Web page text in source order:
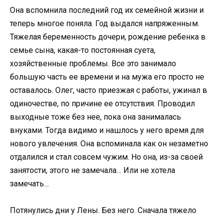
Она вспомнила последний год их семейной жизни и
теперь многое поняла. Год выдался напряженным.
Тяжелая беременность дочери, рождение ребенка в
семье сына, какая-то постоянная суета,
хозяйственные проблемы. Все это занимало
большую часть ее времени и на мужа его просто не
оставалось. Олег, часто приезжая с работы, ужинал в
одиночестве, по причине ее отсутствия. Проводил
выходные тоже без нее, пока она занималась
внуками. Тогда видимо и нашлось у него время для
нового увлечения. Она вспоминала как он незаметно
отдалился и стал совсем чужим. Но она, из-за своей
занятости, этого не замечала… Или не хотела
замечать…
Потянулись дни у Лены. Без него. Сначала тяжело